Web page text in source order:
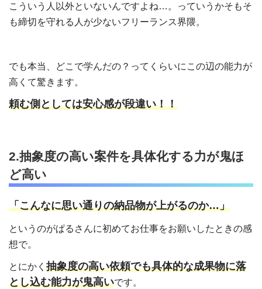
こういう人以外といないんですよね…。っていうかそもそ
も締切を守れる人が少ないフリーランス界隈。
でも本当、どこで学んだの？ってくらいにこの辺の能力が
高くて驚きます。
頼む側としては安心感が段違い！！
2.抽象度の高い案件を具体化する力が鬼ほ
ど高い
「こんなに思い通りの納品物が上がるのか…」
というのがぱるさんに初めてお仕事をお願いしたときの感
想で。
とにかく 抽象度の高い依頼でも具体的な成果物に落
とし込む能力が鬼高いです。